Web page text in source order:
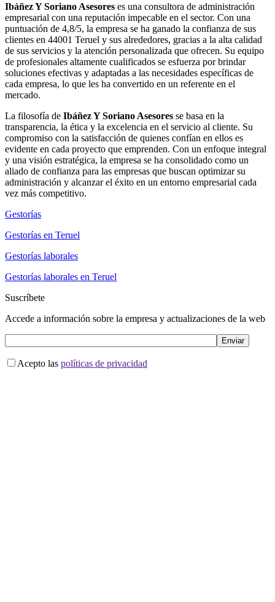
Ibáñez Y Soriano Asesores es una consultora de administración
empresarial con una reputación impecable en el sector. Con una
puntuación de 4,8/5, la empresa se ha ganado la confianza de sus
clientes en 44001 Teruel y sus alrededores, gracias a la alta calidad
de sus servicios y la atención personalizada que ofrecen. Su equipo
de profesionales altamente cualificados se esfuerza por brindar
soluciones efectivas y adaptadas a las necesidades específicas de
cada empresa, lo que les ha convertido en un referente en el
mercado.
La filosofía de Ibáñez Y Soriano Asesores se basa en la
transparencia, la ética y la excelencia en el servicio al cliente. Su
compromiso con la satisfacción de quienes confían en ellos es
evidente en cada proyecto que emprenden. Con un enfoque integral
y una visión estratégica, la empresa se ha consolidado como un
aliado de confianza para las empresas que buscan optimizar su
administración y alcanzar el éxito en un entorno empresarial cada
vez más competitivo.
Gestorías
Gestorías en Teruel
Gestorías laborales
Gestorías laborales en Teruel
Suscríbete
Accede a información sobre la empresa y actualizaciones de la web
Acepto las políticas de privacidad